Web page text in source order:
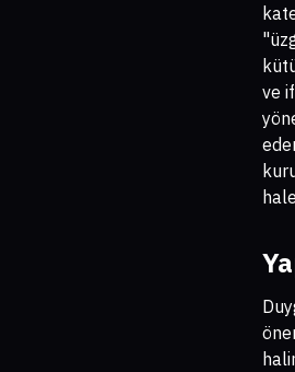
ve